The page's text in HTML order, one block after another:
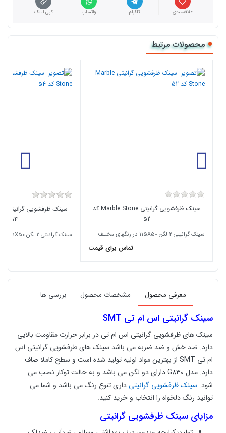
علاقه‌مندی تلگرام واتساپ کپی لینک
محصولات مرتبط
سینک ظرفشویی گرانیتی Marble Stone کد
52
سینک گرانیتی 2 لگن 115X50 در رنگهای مختلف
تماس برای قیمت
54
سینک گرانیتی 2 لگن 115X50 در رنگهای مختلف
معرفی محصول مشخصات محصول بررسی ها
سینک گرانیتی اس ام تی SMT
سینک های ظرفشویی گرانیتی اس ام تی در برابر حرارت مقاومت بالایی
دارد. ضد خش و ضد ضربه می باشد سینک های ظرفشویی گرانیتی اس
ام تی SMT از بهترین مواد اولیه تولید شده است و سطح کاملا صاف
دارد. مدل G830 دارای دو لگن می باشد و به حالت توکار نصب می
شود. سینک ظرفشویی گرانیتی داری تنوع رنگ می باشد و شما می
توانید رنگ دلخواه را انتخاب و خرید کنید.
مزایای سینک ظرفشویی گرانیتی